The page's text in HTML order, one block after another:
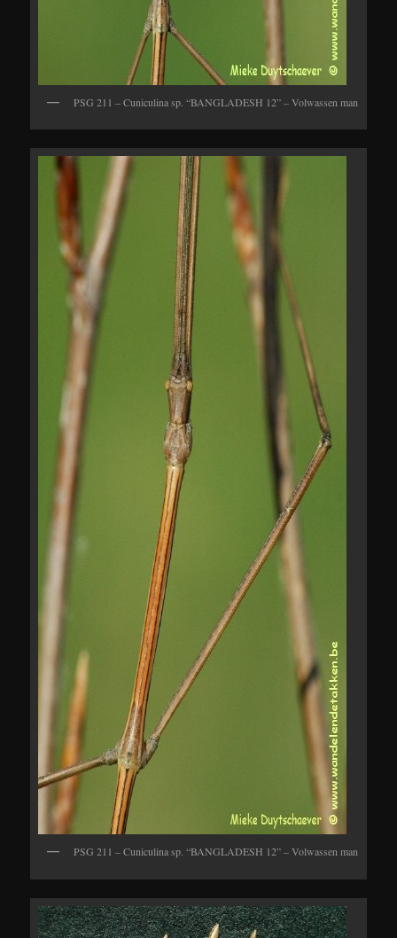
PSG 211 – Cuniculina sp. “BANGLADESH 12” – Volwassen man
PSG 211 – Cuniculina sp. “BANGLADESH 12” – Volwassen man